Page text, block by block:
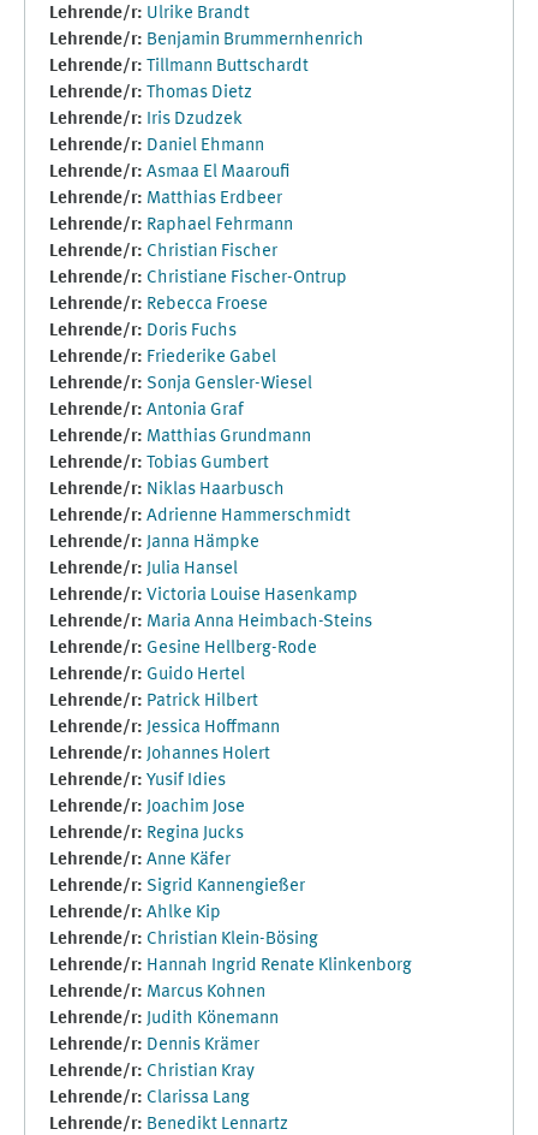
Lehrende/r: Ulrike Brandt
Lehrende/r: Benjamin Brummernhenrich
Lehrende/r: Tillmann Buttschardt
Lehrende/r: Thomas Dietz
Lehrende/r: Iris Dzudzek
Lehrende/r: Daniel Ehmann
Lehrende/r: Asmaa El Maaroufi
Lehrende/r: Matthias Erdbeer
Lehrende/r: Raphael Fehrmann
Lehrende/r: Christian Fischer
Lehrende/r: Christiane Fischer-Ontrup
Lehrende/r: Rebecca Froese
Lehrende/r: Doris Fuchs
Lehrende/r: Friederike Gabel
Lehrende/r: Sonja Gensler-Wiesel
Lehrende/r: Antonia Graf
Lehrende/r: Matthias Grundmann
Lehrende/r: Tobias Gumbert
Lehrende/r: Niklas Haarbusch
Lehrende/r: Adrienne Hammerschmidt
Lehrende/r: Janna Hämpke
Lehrende/r: Julia Hansel
Lehrende/r: Victoria Louise Hasenkamp
Lehrende/r: Maria Anna Heimbach-Steins
Lehrende/r: Gesine Hellberg-Rode
Lehrende/r: Guido Hertel
Lehrende/r: Patrick Hilbert
Lehrende/r: Jessica Hoffmann
Lehrende/r: Johannes Holert
Lehrende/r: Yusif Idies
Lehrende/r: Joachim Jose
Lehrende/r: Regina Jucks
Lehrende/r: Anne Käfer
Lehrende/r: Sigrid Kannengießer
Lehrende/r: Ahlke Kip
Lehrende/r: Christian Klein-Bösing
Lehrende/r: Hannah Ingrid Renate Klinkenborg
Lehrende/r: Marcus Kohnen
Lehrende/r: Judith Könemann
Lehrende/r: Dennis Krämer
Lehrende/r: Christian Kray
Lehrende/r: Clarissa Lang
Lehrende/r: Benedikt Lennartz